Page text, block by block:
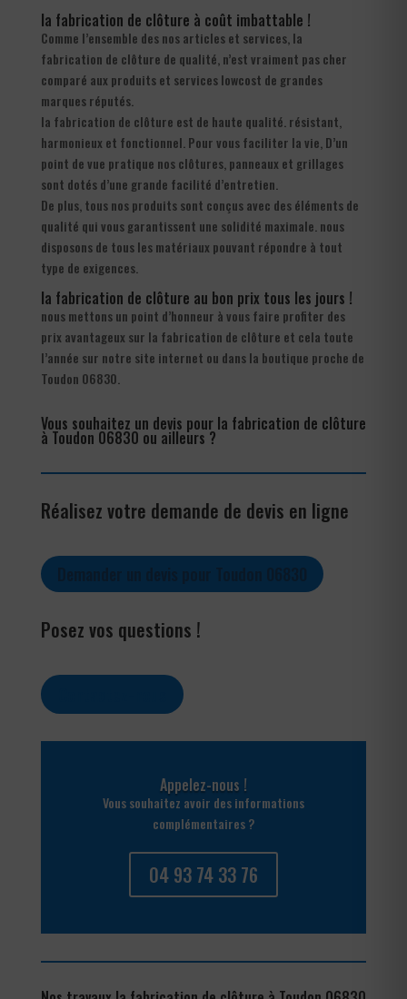
la fabrication de clôture à coût imbattable !
Comme l’ensemble des nos articles et services, la
fabrication de clôture de qualité, n’est vraiment pas cher
comparé aux produits et services lowcost de grandes
marques réputés.
la fabrication de clôture est de haute qualité. résistant,
harmonieux et fonctionnel. Pour vous faciliter la vie, D’un
point de vue pratique nos clôtures, panneaux et grillages
sont dotés d’une grande facilité d’entretien.
De plus, tous nos produits sont conçus avec des éléments de
qualité qui vous garantissent une solidité maximale. nous
disposons de tous les matériaux pouvant répondre à tout
type de exigences.
la fabrication de clôture au bon prix tous les jours !
nous mettons un point d’honneur à vous faire profiter des
prix avantageux sur la fabrication de clôture et cela toute
l’année sur notre site internet ou dans la boutique proche de
Toudon 06830.
Vous souhaitez un devis pour la fabrication de clôture
à Toudon 06830 ou ailleurs ?
Réalisez votre demande de devis en ligne
Posez vos questions !
Appelez-nous !
Vous souhaitez avoir des informations
complémentaires ?
04 93 74 33 76